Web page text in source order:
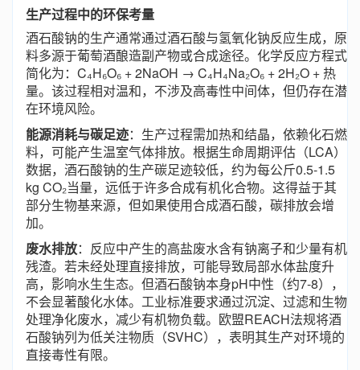
生产过程中的环保考量
酒石酸钠的生产通常通过酒石酸与氢氧化钠反应生成，原
料多源于葡萄酒酿造副产物或合成途径。化学反应方程式
简化为：C₄H₆O₆ + 2NaOH → C₄H₄Na₂O₆ + 2H₂O + 热
量。该过程相对温和，不涉及高毒性中间体，但仍存在潜
在环境风险。
能源消耗与碳足迹：生产过程需加热和结晶，依赖化石燃
料，可能产生温室气体排放。根据生命周期评估（LCA）
数据，酒石酸钠的生产碳足迹较低，约为每公斤0.5-1.5
kg CO₂当量，远低于许多合成有机化合物。这得益于其
部分生物基来源，但如果使用合成酒石酸，碳排放会增
加。
废水排放：反应中产生的高盐废水含有钠离子和少量有机
残渣。若未经处理直接排放，可能导致局部水体盐度升
高，影响水生生态。但酒石酸钠本身pH中性（约7-8），
不会显著酸化水体。工业标准要求通过沉淀、过滤和生物
处理净化废水，减少有机物负载。欧盟REACH法规将酒
石酸钠列为低关注物质（SVHC），表明其生产对环境的
直接毒性有限。